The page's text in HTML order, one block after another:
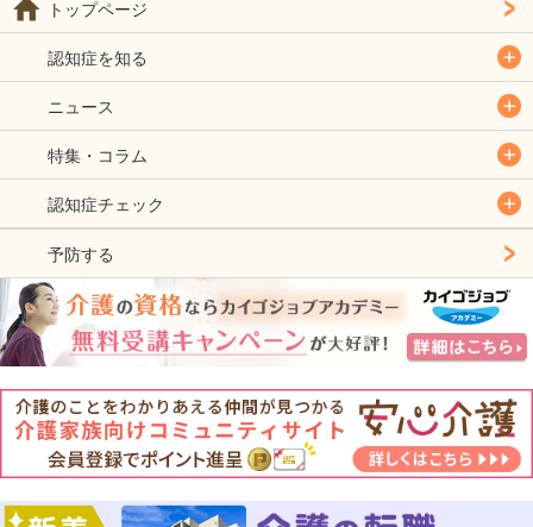
トップページ
認知症を知る
ニュース
特集・コラム
認知症チェック
予防する